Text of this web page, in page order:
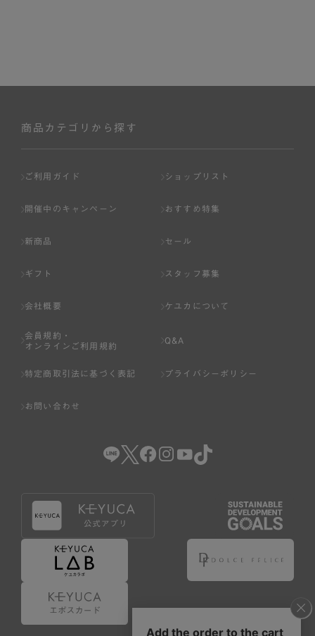
商品カテゴリから探す
ご利用ガイド ショップリスト
開催中のキャンペーン おすすめ特集
新商品 セール
ギフト スタッフ募集
会社概要 ケユカについて
会員規約・
オンラインご利用規約
Q&A
特定商取引法に基づく表記 プライバシーポリシー
お問い合わせ